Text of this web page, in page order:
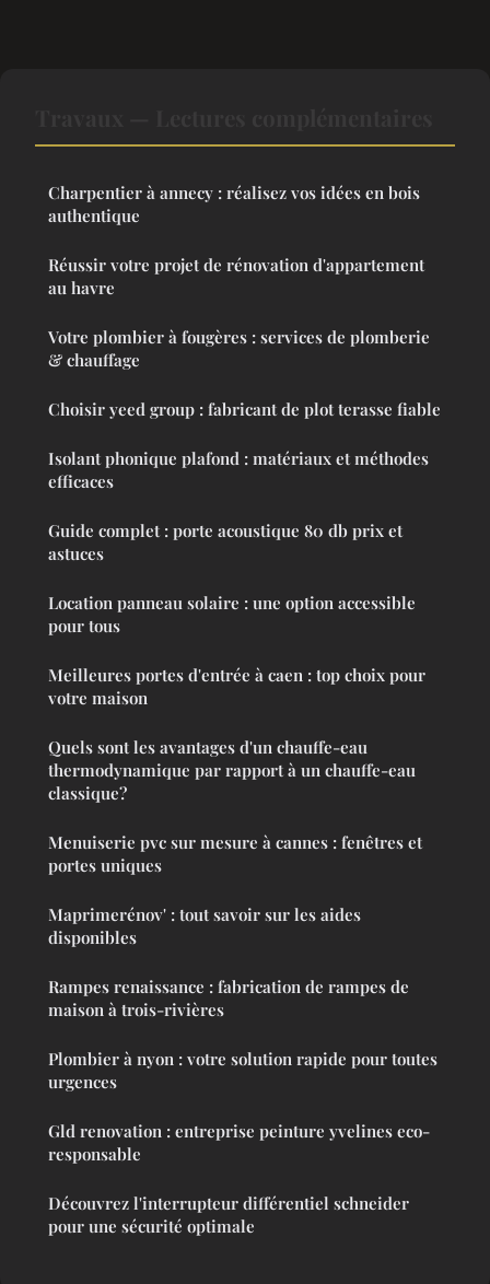
Charpentier à annecy : réalisez vos idées en bois
authentique
Réussir votre projet de rénovation d'appartement
au havre
Votre plombier à fougères : services de plomberie
& chauffage
Choisir yeed group : fabricant de plot terasse fiable
Isolant phonique plafond : matériaux et méthodes
efficaces
Guide complet : porte acoustique 80 db prix et
astuces
Location panneau solaire : une option accessible
pour tous
Meilleures portes d'entrée à caen : top choix pour
votre maison
Quels sont les avantages d'un chauffe-eau
thermodynamique par rapport à un chauffe-eau
classique?
Menuiserie pvc sur mesure à cannes : fenêtres et
portes uniques
Maprimerénov' : tout savoir sur les aides
disponibles
Rampes renaissance : fabrication de rampes de
maison à trois-rivières
Plombier à nyon : votre solution rapide pour toutes
urgences
Gld renovation : entreprise peinture yvelines eco-
responsable
Découvrez l'interrupteur différentiel schneider
pour une sécurité optimale